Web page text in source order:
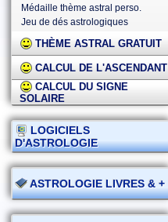
Médaille thème astral perso.
Jeu de dés astrologiques
THÈME ASTRAL GRATUIT
CALCUL DE L'ASCENDANT
CALCUL DU SIGNE
SOLAIRE
LOGICIELS
D'ASTROLOGIE
ASTROLOGIE LIVRES & +